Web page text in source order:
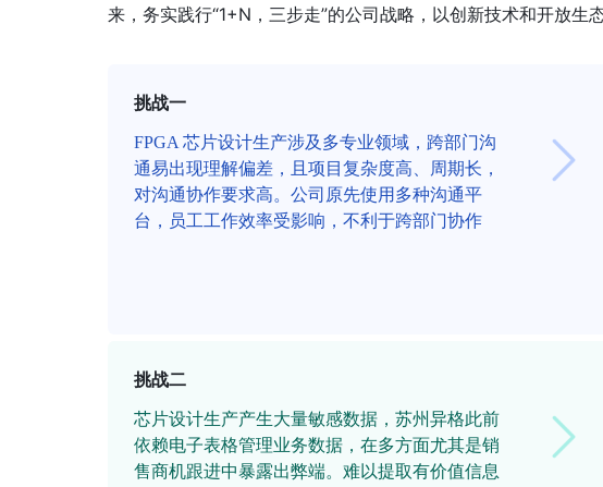
来，务实践行“1+N，三步走”的公司战略，以创新技术和开放生
挑战一
FPGA 芯片设计生产涉及多专业领域，跨部门沟
通易出现理解偏差，且项目复杂度高、周期长，
对沟通协作要求高。公司原先使用多种沟通平
台，员工工作效率受影响，不利于跨部门协作
挑战二
芯片设计生产产生大量敏感数据，苏州异格此前
依赖电子表格管理业务数据，在多方面尤其是销
售商机跟进中暴露出弊端。难以提取有价值信息